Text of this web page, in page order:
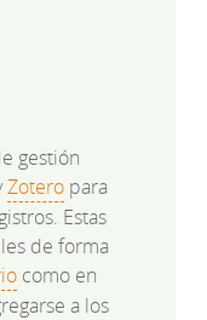
gestión
Zoteropara
Estas
de forma
como en
a los